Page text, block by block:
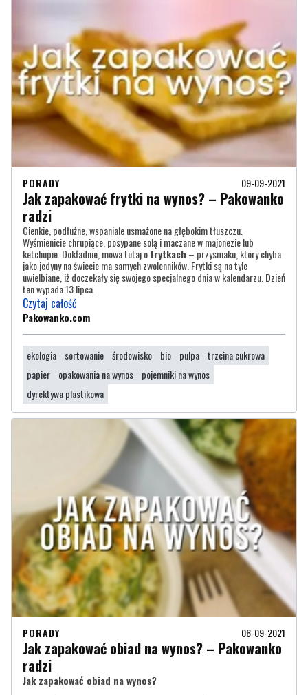
PORADY 09-09-2021
Jak zapakować frytki na wynos? – Pakowanko
radzi
Cienkie, podłużne, wspaniale usmażone na głębokim tłuszczu.
Wyśmienicie chrupiące, posypane solą i maczane w majonezie lub
ketchupie. Dokładnie, mowa tutaj ofrytkach – przysmaku, który chyba
jako jedyny na świecie ma samych zwolenników. Frytki są na tyle
uwielbiane, iż doczekały się swojego specjalnego dnia w kalendarzu. Dzień
ten wypada 13 lipca.
Czytaj całość
Pakowanko.com
ekologia sortowanie środowisko bio pulpa trzcina cukrowa
papier
opakowania na wynos
pojemniki na wynos
dyrektywa plastikowa
PORADY 06-09-2021
Jak zapakować obiad na wynos? – Pakowanko
radzi
Jak zapakować obiad na wynos?